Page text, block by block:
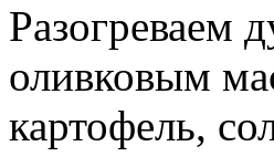
Разогреваем
оливковым
картофель,